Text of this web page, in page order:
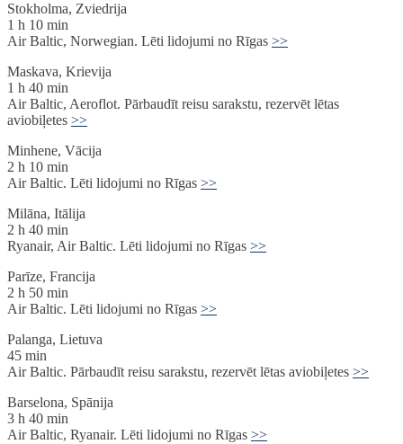
Stokholma, Zviedrija
1 h 10 min
Air Baltic, Norwegian. Lēti lidojumi no Rīgas >>
Maskava, Krievija
1 h 40 min
Air Baltic, Aeroflot. Pārbaudīt reisu sarakstu, rezervēt lētas
aviobiļetes >>
Minhene, Vācija
2 h 10 min
Air Baltic. Lēti lidojumi no Rīgas >>
Milāna, Itālija
2 h 40 min
Ryanair, Air Baltic. Lēti lidojumi no Rīgas >>
Parīze, Francija
2 h 50 min
Air Baltic. Lēti lidojumi no Rīgas >>
Palanga, Lietuva
45 min
Air Baltic. Pārbaudīt reisu sarakstu, rezervēt lētas aviobiļetes >>
Barselona, Spānija
3 h 40 min
Air Baltic, Ryanair. Lēti lidojumi no Rīgas >>